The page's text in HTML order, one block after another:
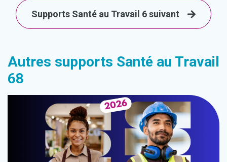
Supports Santé au Travail 6 suivant
Autres supports Santé au Travail
68